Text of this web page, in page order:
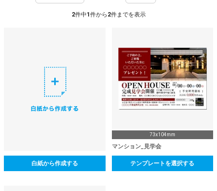
2件中1 件から 2件までを表示
白紙から作成する
73x104mm
マンション_見学会
テンプレートを選択する